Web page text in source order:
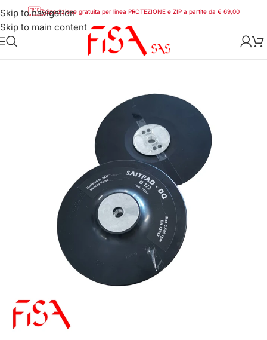
Skip to navigation
Skip to main content
Spedizione gratuita per linea PROTEZIONE e ZIP a partite da € 69,00
/Discarta velcro